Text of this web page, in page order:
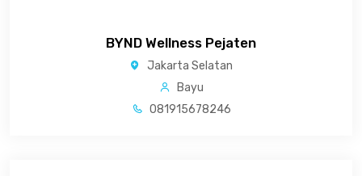
BYND Wellness Pejaten
Jakarta Selatan
Bayu
081915678246